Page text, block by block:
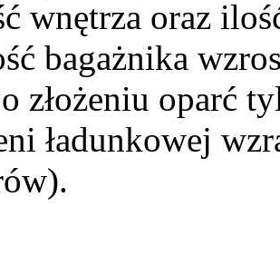
wnętrza oraz
bagażnika
złożeniu oparć
ładunkowej